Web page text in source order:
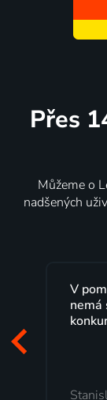
Přes
Můžeme o
nadšených